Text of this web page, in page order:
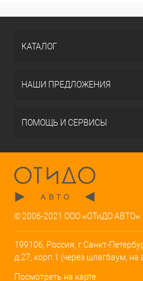
КАТАЛОГ
НАШИ ПРЕДЛОЖЕНИЯ
ПОМОЩЬ И СЕРВИСЫ
© 2006-2021 ООО «ОТиДО АВТО»
199106, Россия, г.Санкт-
д.27, корп.1 (через шлагбаум,
Посмотреть на карте